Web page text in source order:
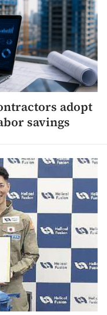
adopt
savings